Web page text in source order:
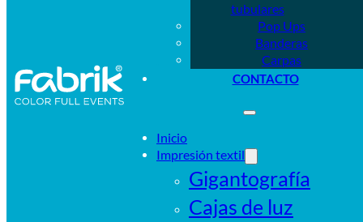
tubulares
Pop Ups
Banderas
Carpas
CONTACTO
Inicio
Impresión textil
Gigantografía
Cajas de luz